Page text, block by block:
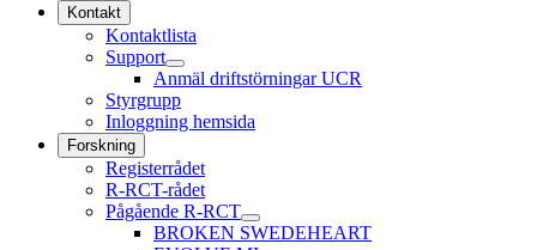
Kontakt
Kontaktlista
Support
Anmäl driftstörningar UCR
Styrgrupp
Inloggning hemsida
Forskning
Registerrådet
R-RCT-rådet
Pågående R-RCT
BROKEN SWEDEHEART